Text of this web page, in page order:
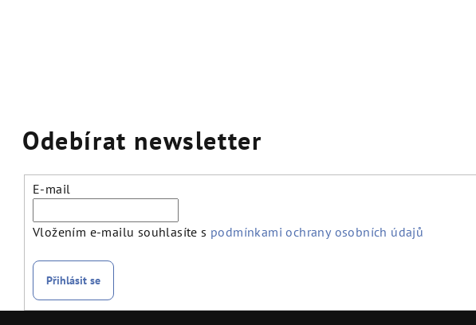
Odebírat newsletter
E-mail
Vložením e-mailu souhlasíte s podmínkami ochrany osobních údajů
Přihlásit se